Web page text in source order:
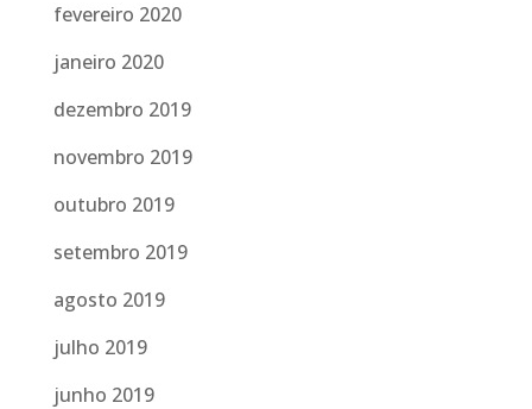
fevereiro 2020
janeiro 2020
dezembro 2019
novembro 2019
outubro 2019
setembro 2019
agosto 2019
julho 2019
junho 2019